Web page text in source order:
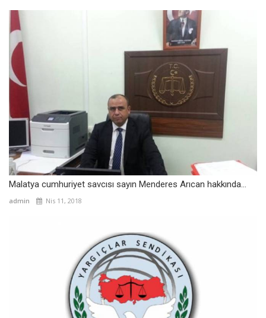
Malatya cumhuriyet savcısı sayın Menderes Arıcan hakkında...
admin Nis 11, 2018